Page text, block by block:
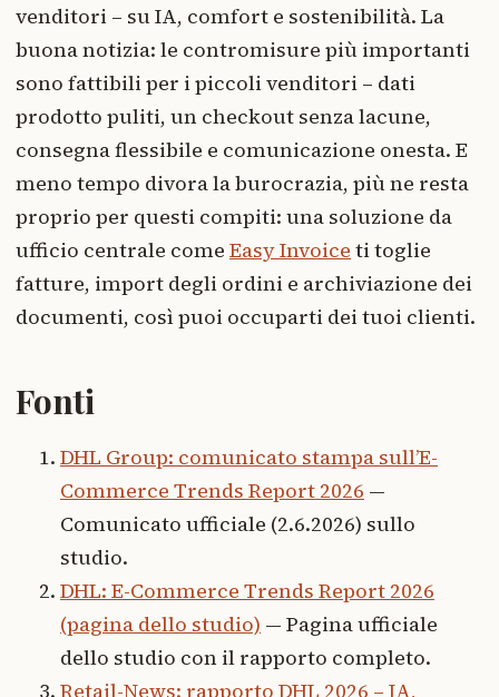
venditori – su IA, comfort e sostenibilità. La
buona notizia: le contromisure più importanti
sono fattibili per i piccoli venditori – dati
prodotto puliti, un checkout senza lacune,
consegna flessibile e comunicazione onesta. E
meno tempo divora la burocrazia, più ne resta
proprio per questi compiti: una soluzione da
ufficio centrale come Easy Invoice ti toglie
fatture, import degli ordini e archiviazione dei
documenti, così puoi occuparti dei tuoi clienti.
Fonti
DHL Group: comunicato stampa sull’E-
Commerce Trends Report 2026 —
Comunicato ufficiale (2.6.2026) sullo
studio.
DHL: E-Commerce Trends Report 2026
(pagina dello studio) — Pagina ufficiale
dello studio con il rapporto completo.
Retail-News: rapporto DHL 2026 – IA,